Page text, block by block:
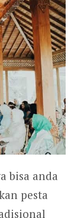
bisa anda
pesta